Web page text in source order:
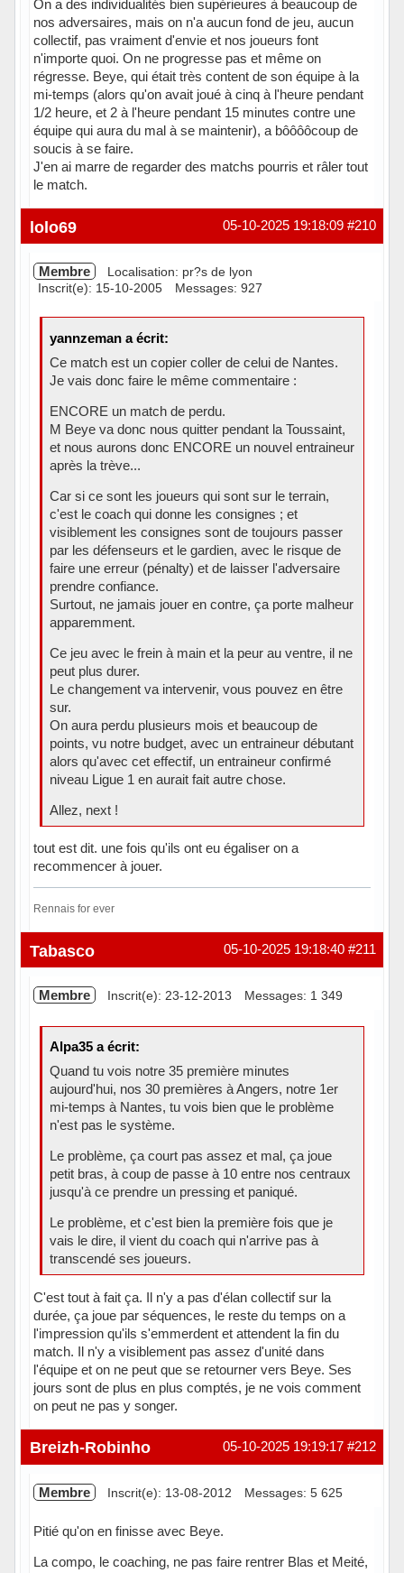
On a des individualités bien supérieures à beaucoup de
nos adversaires, mais on n'a aucun fond de jeu, aucun
collectif, pas vraiment d'envie et nos joueurs font
n'importe quoi. On ne progresse pas et même on
régresse. Beye, qui était très content de son équipe à la
mi-temps (alors qu'on avait joué à cinq à l'heure pendant
1/2 heure, et 2 à l'heure pendant 15 minutes contre une
équipe qui aura du mal à se maintenir), a bôôôôcoup de
soucis à se faire.
J'en ai marre de regarder des matchs pourris et râler tout
le match.
Hors ligne #210
05-10-2025 19:18:09
lolo69
Membre
Localisation: pr?s de lyon
Inscrit(e): 15-10-2005
Messages: 927
yannzeman a écrit:
Ce match est un copier coller de celui de Nantes.
Je vais donc faire le même commentaire :
ENCORE un match de perdu.
M Beye va donc nous quitter pendant la Toussaint,
et nous aurons donc ENCORE un nouvel entraineur
après la trève...
Car si ce sont les joueurs qui sont sur le terrain,
c'est le coach qui donne les consignes ; et
visiblement les consignes sont de toujours passer
par les défenseurs et le gardien, avec le risque de
faire une erreur (pénalty) et de laisser l'adversaire
prendre confiance.
Surtout, ne jamais jouer en contre, ça porte malheur
apparemment.
Ce jeu avec le frein à main et la peur au ventre, il ne
peut plus durer.
Le changement va intervenir, vous pouvez en être
sur.
On aura perdu plusieurs mois et beaucoup de
points, vu notre budget, avec un entraineur débutant
alors qu'avec cet effectif, un entraineur confirmé
niveau Ligue 1 en aurait fait autre chose.
Allez, next !
tout est dit. une fois qu'ils ont eu égaliser on a
recommencer à jouer.
Rennais for ever
Hors ligne #211
05-10-2025 19:18:40
Tabasco
Membre Inscrit(e): 23-12-2013 Messages: 1 349
Alpa35 a écrit:
Quand tu vois notre 35 première minutes
aujourd'hui, nos 30 premières à Angers, notre 1er
mi-temps à Nantes, tu vois bien que le problème
n'est pas le système.
Le problème, ça court pas assez et mal, ça joue
petit bras, à coup de passe à 10 entre nos centraux
jusqu'à ce prendre un pressing et paniqué.
Le problème, et c'est bien la première fois que je
vais le dire, il vient du coach qui n'arrive pas à
transcendé ses joueurs.
C'est tout à fait ça. Il n'y a pas d'élan collectif sur la
durée, ça joue par séquences, le reste du temps on a
l'impression qu'ils s'emmerdent et attendent la fin du
match. Il n'y a visiblement pas assez d'unité dans
l'équipe et on ne peut que se retourner vers Beye. Ses
jours sont de plus en plus comptés, je ne vois comment
on peut ne pas y songer.
Hors ligne #212
05-10-2025 19:19:17
Breizh-Robinho
Membre Inscrit(e): 13-08-2012 Messages: 5 625
Pitié qu'on en finisse avec Beye.
La compo, le coaching, ne pas faire rentrer Blas et Meité,